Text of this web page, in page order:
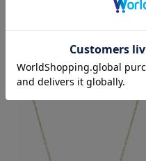
ィーリング(ピンクゴール
ド)
49,500